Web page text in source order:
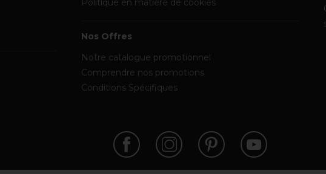
Politique en matière de cookies
Nos Offres
Notre catalogue promotionnel
Comprendre nos promotions
Conditions Spécifiques